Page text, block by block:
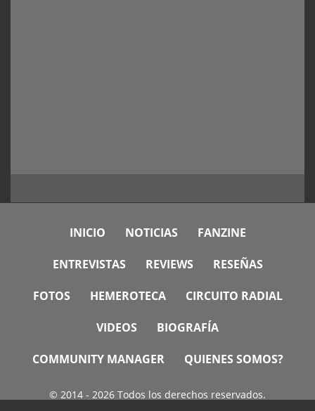
INICIO NOTICIAS FANZINE
ENTREVISTAS REVIEWS RESEÑAS
FOTOS HEMEROTECA CIRCUITO RADIAL
VIDEOS BIOGRAFÍA
COMMUNITY MANAGER QUIENES SOMOS?
© 2014 - 2026 Todos los derechos reservados.